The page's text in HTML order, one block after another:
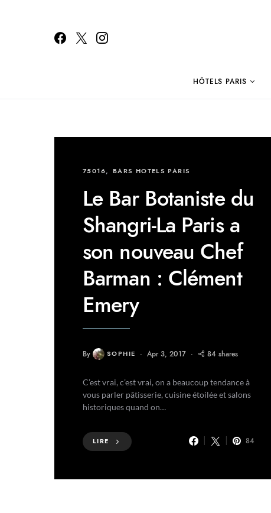
HÔTELS PARIS
75016 BARS HOTELS PARIS
Le Bar Botaniste du
Shangri-La Paris a
son nouveau Chef
Barman : Clément
Emery
By SOPHIE Apr 3, 2017 84 shares
C’est vrai, c’est vrai, on a beaucoup tendance à
vous parler pâtisserie, cuisine étoilée et salons
historiques quand on…
LIRE 84